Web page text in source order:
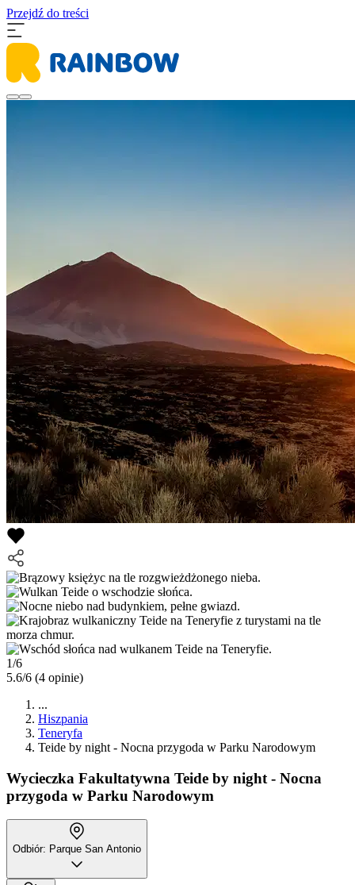
Przejdź do treści
1/6
5.6/6 (4 opinie)
...
Hiszpania
Teneryfa
Teide by night - Nocna przygoda w Parku Narodowym
Wycieczka Fakultatywna Teide by night - Nocna
przygoda w Parku Narodowym
Odbiór: Parque San Antonio